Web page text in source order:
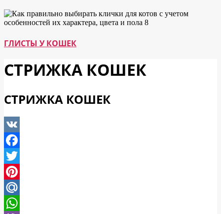
ГЛИСТЫ У КОШЕК
СТРИЖКА КОШЕК
СТРИЖКА КОШЕК
VK
Facebook
Twitter
Pinterest
Mail.Ru